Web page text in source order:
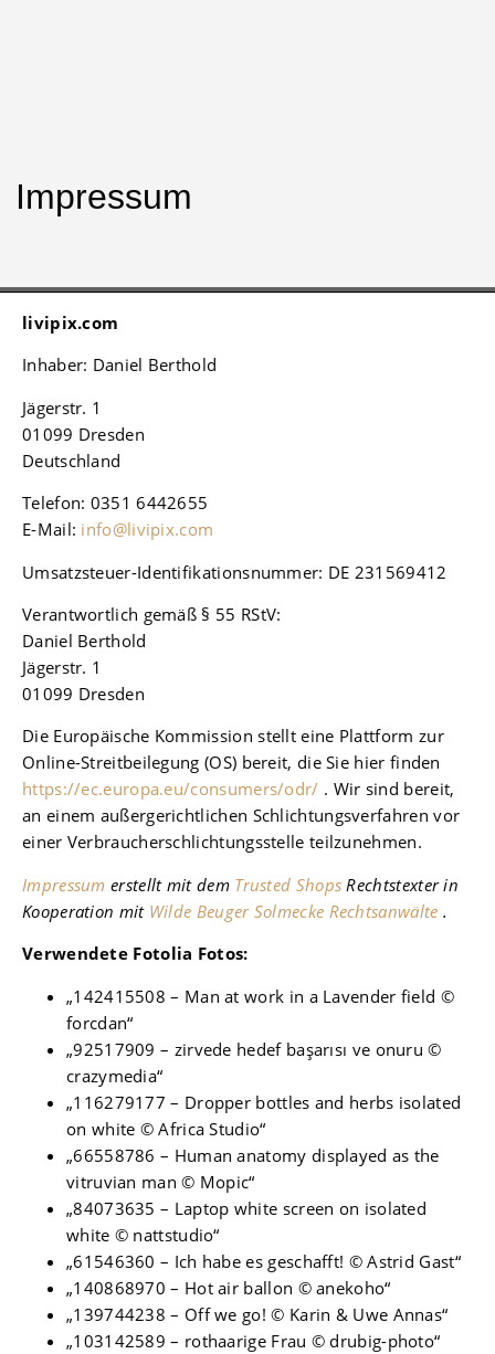
Impressum
livipix.com
Inhaber: Daniel Berthold
Jägerstr. 1
01099 Dresden
Deutschland
Telefon: 0351 6442655
E-Mail: info@livipix.com
Umsatzsteuer-Identifikationsnummer: DE 231569412
Verantwortlich gemäß § 55 RStV:
Daniel Berthold
Jägerstr. 1
01099 Dresden
Die Europäische Kommission stellt eine Plattform zur
Online-Streitbeilegung (OS) bereit, die Sie hier finden
https://ec.europa.eu/consumers/odr/ . Wir sind bereit,
an einem außergerichtlichen Schlichtungsverfahren vor
einer Verbraucherschlichtungsstelle teilzunehmen.
Impressumerstellt mit dem Trusted Shops Rechtstexter in
Kooperation mit Wilde Beuger Solmecke Rechtsanwälte .
Verwendete Fotolia Fotos:
„142415508 – Man at work in a Lavender field ©
forcdan“
„92517909 – zirvede hedef başarısı ve onuru ©
crazymedia“
„116279177 – Dropper bottles and herbs isolated
on white © Africa Studio“
„66558786 – Human anatomy displayed as the
vitruvian man © Mopic“
„84073635 – Laptop white screen on isolated
white © nattstudio“
„61546360 – Ich habe es geschafft! © Astrid Gast“
„140868970 – Hot air ballon © anekoho“
„139744238 – Off we go! © Karin & Uwe Annas“
„103142589 – rothaarige Frau © drubig-photo“